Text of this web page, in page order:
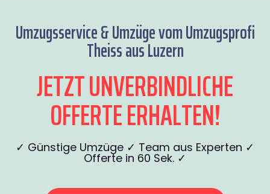
Umzugsservice & Umzüge vom Umzugsprofi
Theiss aus Luzern
JETZT UNVERBINDLICHE
OFFERTE ERHALTEN!
✓ Günstige Umzüge ✓ Team aus Experten ✓
Offerte in 60 Sek. ✓